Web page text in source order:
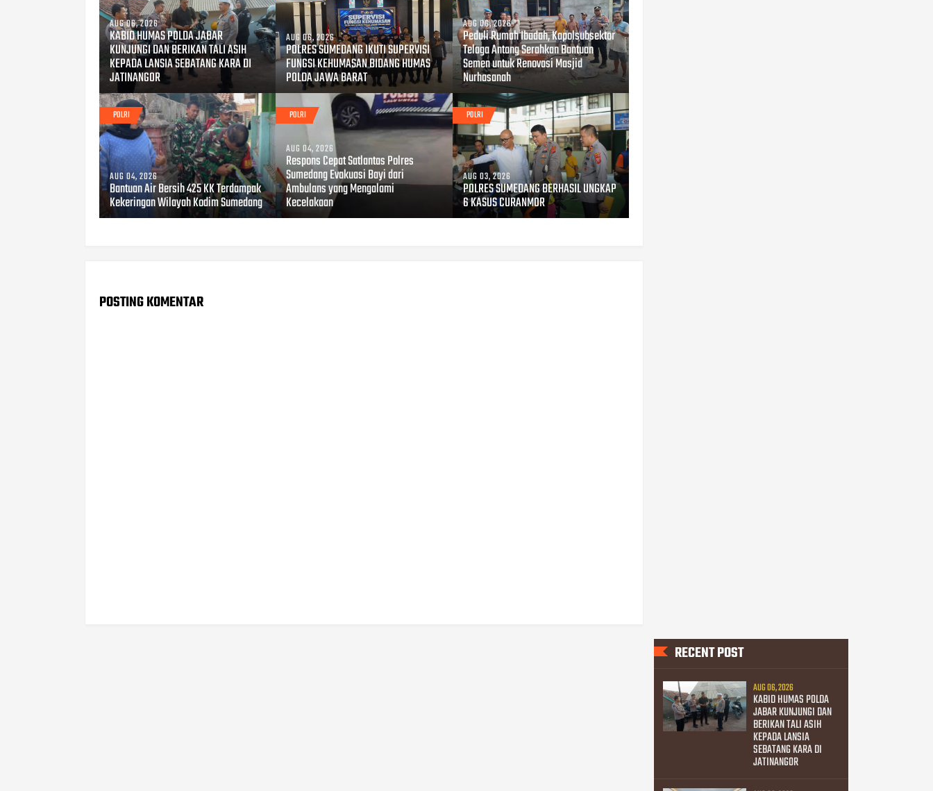
AUG 06, 2026
KABID HUMAS POLDA JABAR
KUNJUNGI DAN BERIKAN TALI ASIH
KEPADA LANSIA SEBATANG KARA DI
JATINANGOR
AUG 06, 2026
POLRES SUMEDANG IKUTI SUPERVISI
FUNGSI KEHUMASAN BIDANG HUMAS
POLDA JAWA BARAT
AUG 06, 2026
Peduli Rumah Ibadah, Kapolsubsektor
Telaga Antang Serahkan Bantuan
Semen untuk Renovasi Masjid
Nurhasanah
POLRI
AUG 04, 2026
Bantuan Air Bersih 425 KK Terdampak
Kekeringan Wilayah Kodim Sumedang
POLRI
AUG 04, 2026
Respons Cepat Satlantas Polres
Sumedang Evakuasi Bayi dari
Ambulans yang Mengalami
Kecelakaan
POLRI
AUG 03, 2026
POLRES SUMEDANG BERHASIL UNGKAP
6 KASUS CURANMOR
POSTING KOMENTAR
RECENT POST
AUG 06, 2026
KABID HUMAS POLDA
JABAR KUNJUNGI DAN
BERIKAN TALI ASIH
KEPADA LANSIA
SEBATANG KARA DI
JATINANGOR